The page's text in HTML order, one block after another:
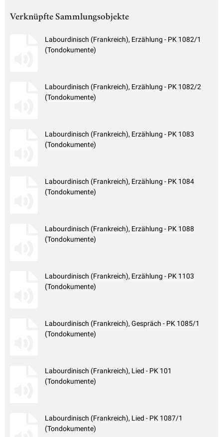
Verknüpfte Sammlungsobjekte
Labourdinisch (Frankreich), Erzählung - PK 1082/1
(Tondokumente)
Labourdinisch (Frankreich), Erzählung - PK 1082/2
(Tondokumente)
Labourdinisch (Frankreich), Erzählung - PK 1083
(Tondokumente)
Labourdinisch (Frankreich), Erzählung - PK 1084
(Tondokumente)
Labourdinisch (Frankreich), Erzählung - PK 1088
(Tondokumente)
Labourdinisch (Frankreich), Erzählung - PK 1103
(Tondokumente)
Labourdinisch (Frankreich), Gespräch - PK 1085/1
(Tondokumente)
Labourdinisch (Frankreich), Lied - PK 101
(Tondokumente)
Labourdinisch (Frankreich), Lied - PK 1087/1
(Tondokumente)